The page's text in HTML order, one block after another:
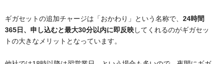
ギガセットの追加チャージは「おかわり」という名称で、 24時間
365日、申し込むと最大30分以内に即反映してくれるのがギガセッ
トの大きなメリットとなっています。